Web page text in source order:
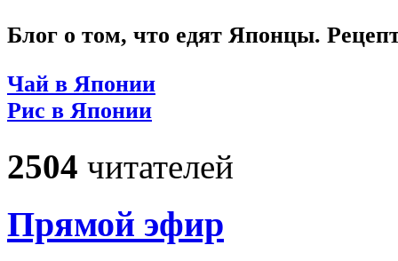
Блог о том, что едят Японцы.
Чай в Японии
Рис в Японии
2504 читателей
Прямой эфир